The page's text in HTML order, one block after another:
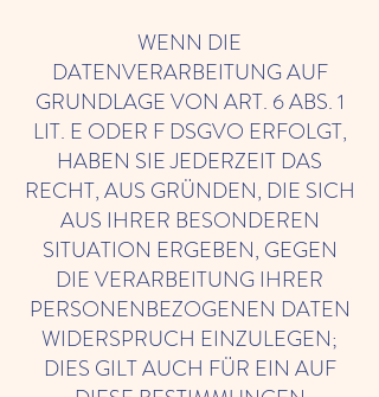
WENN DIE
DATENVERARBEITUNG AUF
GRUNDLAGE VON ART. 6 ABS. 1
LIT. E ODER F DSGVO ERFOLGT,
HABEN SIE JEDERZEIT DAS
RECHT, AUS GRÜNDEN, DIE SICH
AUS IHRER BESONDEREN
SITUATION ERGEBEN, GEGEN
DIE VERARBEITUNG IHRER
PERSONENBEZOGENEN DATEN
WIDERSPRUCH EINZULEGEN;
DIES GILT AUCH FÜR EIN AUF